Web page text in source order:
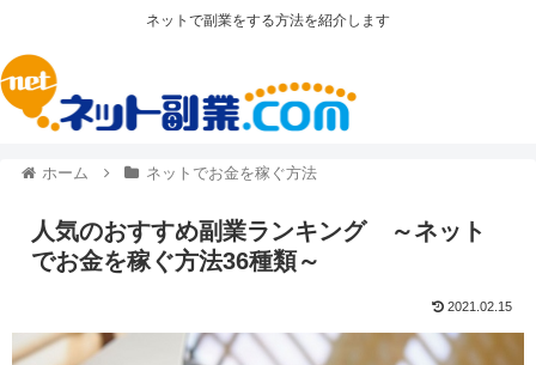
ネットで副業をする方法を紹介します
ホーム ネットでお金を稼ぐ方法
人気のおすすめ副業ランキング ～ネット
でお金を稼ぐ方法36種類～
2021.02.15